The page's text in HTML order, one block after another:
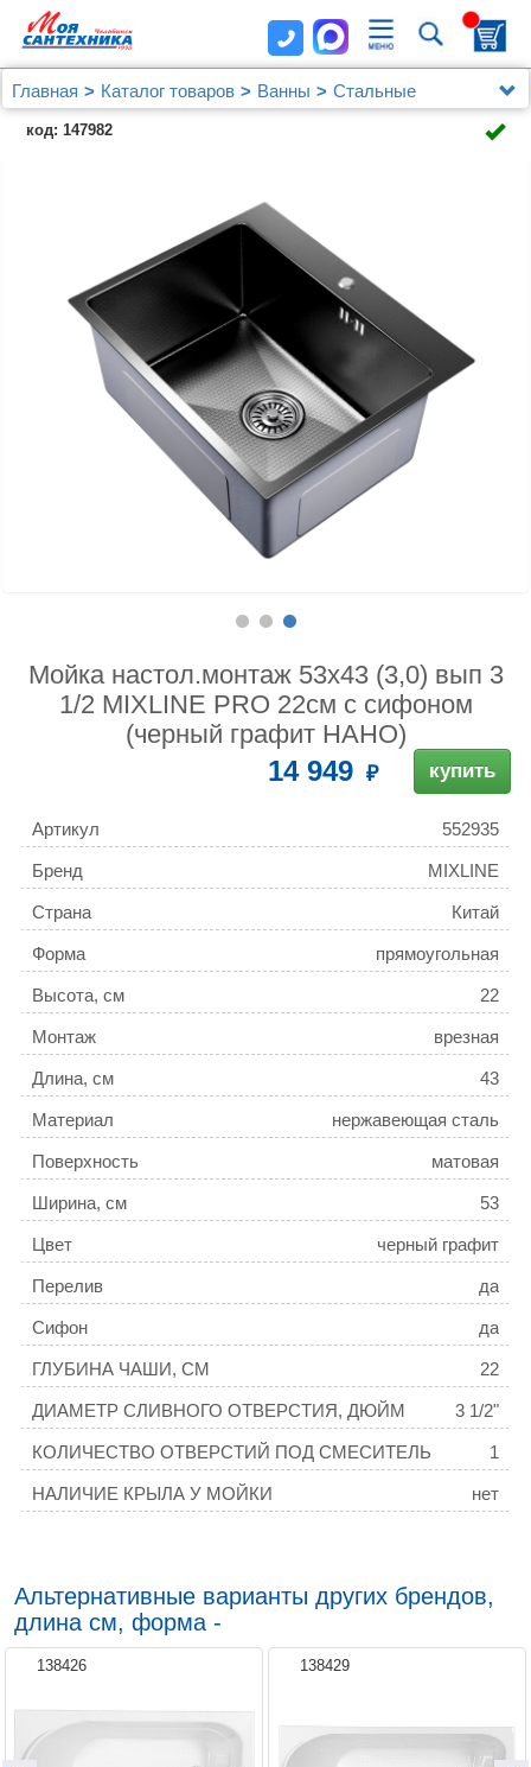
Главная Каталог товаров Ванны
Стальные
Мойка настол.монтаж 53х43 (3,0) вып 3 1/2 MIXLINE
PRO 22см с сифоном (черный графит НАНО)
код: 147982
Мойка настол.монтаж 53х43 (3,0) вып 3
1/2 MIXLINE PRO 22см с сифоном
(черный графит НАНО)
14 949 купить
Артикул 552935
Бренд MIXLINE
Страна Китай
Форма прямоугольная
Высота, см 22
Монтаж врезная
Длина, см 43
Материал нержавеющая сталь
Поверхность матовая
Ширина, см 53
Цвет черный графит
Перелив да
Сифон да
ГЛУБИНА ЧАШИ, СМ 22
ДИАМЕТР СЛИВНОГО ОТВЕРСТИЯ, ДЮЙМ 3 1/2"
КОЛИЧЕСТВО ОТВЕРСТИЙ ПОД СМЕСИТЕЛЬ 1
НАЛИЧИЕ КРЫЛА У МОЙКИ нет
Альтернативные варианты других брендов,
длина см, форма -
138426 138429